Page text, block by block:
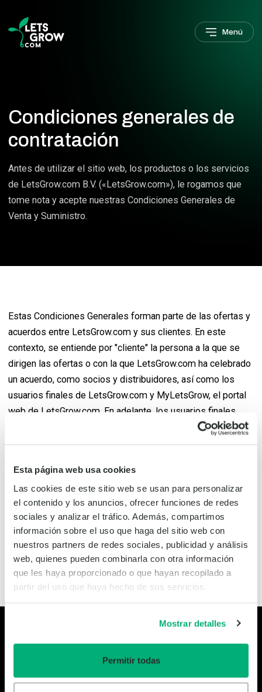
Esta página web usa cookies
Las cookies de este sitio web se usan para personalizar
el contenido y los anuncios, ofrecer funciones de redes
sociales y analizar el tráfico. Además, compartimos
información sobre el uso que haga del sitio web con
nuestros partners de redes sociales, publicidad y análisis
web, quienes pueden combinarla con otra información
que les haya proporcionado o que hayan recopilado a
partir del uso que haya hecho de sus servicios.
Mostrar detalles
Permitir todas
Menú
Condiciones generales de
contratación
Antes de utilizar el sitio web, los productos o los servicios
de LetsGrow.com B.V. («LetsGrow.com»), le rogamos que
tome nota y acepte nuestras Condiciones Generales de
Venta y Suministro.
Estas Condiciones Generales forman parte de las ofertas y
acuerdos entre LetsGrow.com y sus clientes. En este
contexto, se entiende por "cliente" la persona a la que se
dirigen las ofertas o con la que LetsGrow.com ha celebrado
un acuerdo, como socios y distribuidores, así como los
usuarios finales de LetsGrow.com y MyLetsGrow, el portal
web de LetsGrow.com. En adelante, los usuarios finales
aparten expresamente de ellas por escrito.
Descargar Condiciones generales
Demo
en datos? Suscríbase a nuestro boletín
Inscríbete